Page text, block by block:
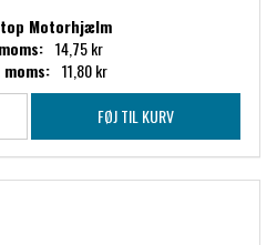
Motorhjælm
14,75 kr
moms: 11,80 kr
FØJ TIL KURV